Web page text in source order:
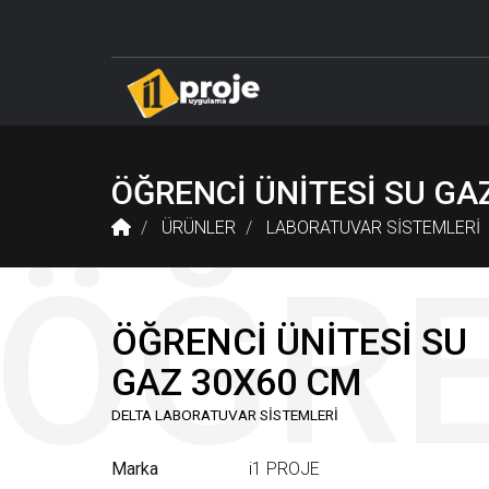
ÖĞRENCİ ÜNİTESİ SU
ÜRÜNLER LABORATUVAR SİSTEMLERİ
ÖĞRENCİ ÜNİTESİ SU
GAZ 30X60 CM
DELTA LABORATUVAR SİSTEMLERİ
Marka
i1 PROJE